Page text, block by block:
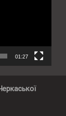
01:27